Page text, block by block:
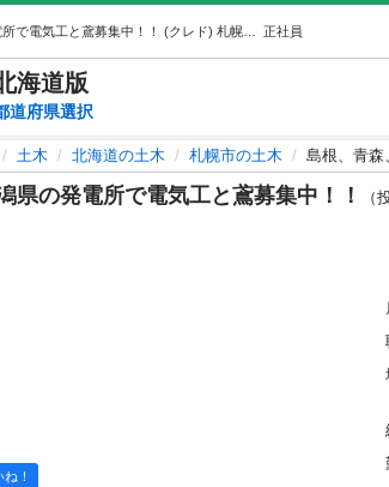
正社員
海道版
道府県選択
土木 北海道の土木 札幌市の土木 島根、青森
県の発電所で電気工と鳶募集中！！ （
ね！